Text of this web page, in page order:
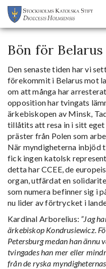
Bön för Belarus
Den senaste tiden har vi
förekommit i Belarus mot
om att många har
opposition har tvingats
ärkebiskopen av Minsk,
tillåtits att resa in i sitt
präster från Polen som
När myndigheterna inbjöd
fick ingen katolsk
detta har CCEE, de
organ, utfärdat en
som numera befinner sig i
nu lider av förtrycket i
Kardinal Arborelius: ”Jag
ärkebiskop Kondrusiewicz.
Petersburg medan han ännu
tvingades han mer eller
från de ryska